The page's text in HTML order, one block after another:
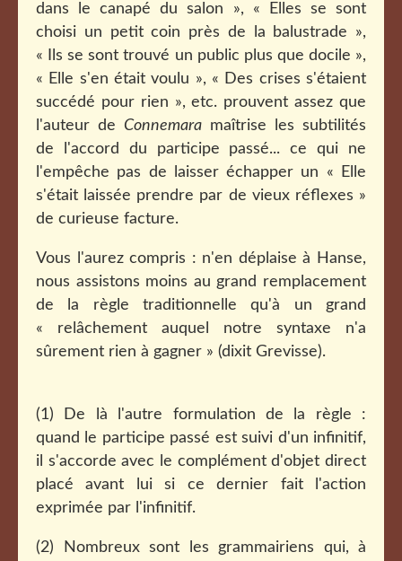
dans le canapé du salon », « Elles se sont
choisi un petit coin près de la balustrade »,
« Ils se sont trouvé un public plus que docile »,
« Elle s'en était voulu », « Des crises s'étaient
succédé pour rien », etc. prouvent assez que
l'auteur de Connemara maîtrise les subtilités
de l'accord du participe passé... ce qui ne
l'empêche pas de laisser échapper un « Elle
s'était laissée prendre par de vieux réflexes »
de curieuse facture.
Vous l'aurez compris : n'en déplaise à Hanse,
nous assistons moins au grand remplacement
de la règle traditionnelle qu'à un grand
« relâchement auquel notre syntaxe n'a
sûrement rien à gagner » (dixit Grevisse).
(1) De là l'autre formulation de la règle :
quand le participe passé est suivi d'un infinitif,
il s'accorde avec le complément d'objet direct
placé avant lui si ce dernier fait l'action
exprimée par l'infinitif.
(2) Nombreux sont les grammairiens qui, à